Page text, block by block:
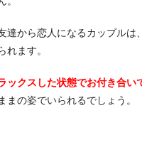
達から恋人になるカップルは
れます。
ックスした状態でお付き合い
まの姿でいられるでしょう。